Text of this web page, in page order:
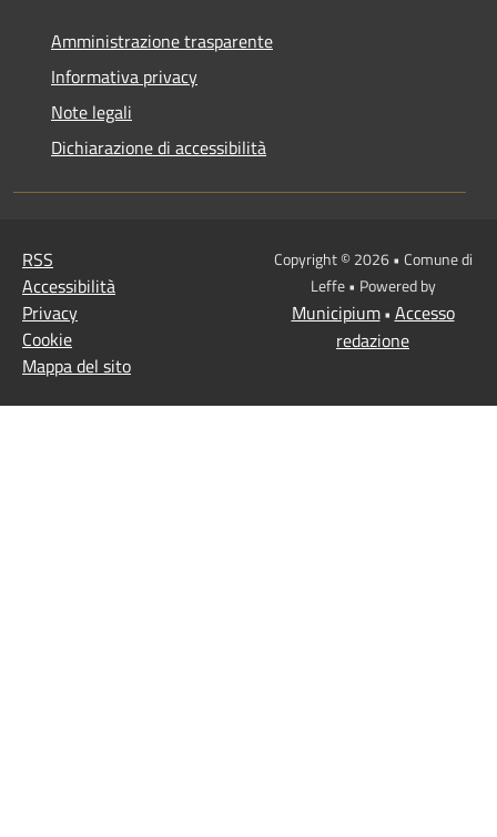
Amministrazione trasparente
Informativa privacy
Note legali
Dichiarazione di accessibilità
RSS
Accessibilità
Privacy
Cookie
Mappa del sito
Copyright © 2026 • Comune di
Leffe • Powered by
Municipium• Accesso
redazione